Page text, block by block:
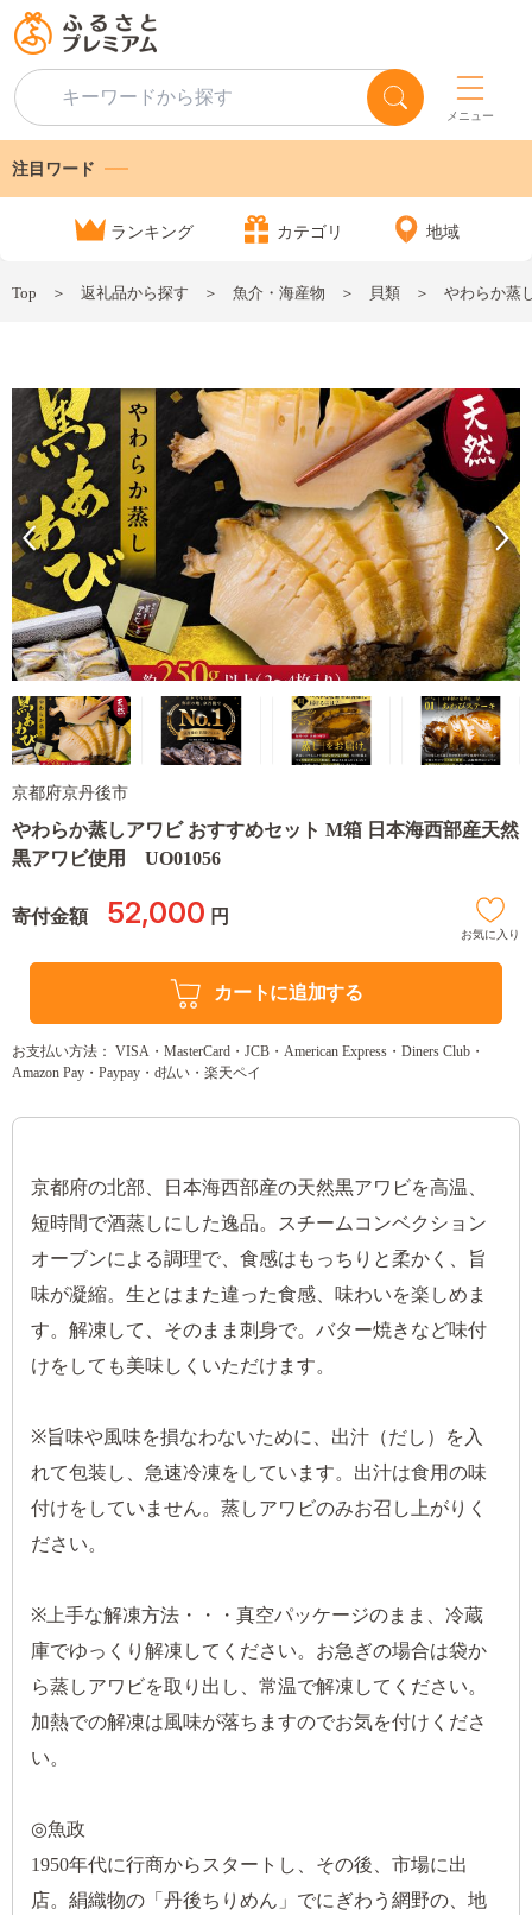
メニュー
注目ワード
ランキング カテゴリ 地域
Top 返礼品から探す 魚介・海産物 貝類 やわらか蒸
京都府京丹後市
やわらか蒸しアワビ おすすめセット M箱 日本海西部産天然
黒アワビ使用 UO01056
寄付金額 52,000 円
お気に入り
カートに追加する
お支払い方法： VISA・MasterCard・JCB・American Express・Diners Club・
Amazon Pay・Paypay・d払い・楽天ペイ
京都府の北部、日本海西部産の天然黒アワビを高温、
短時間で酒蒸しにした逸品。スチームコンベクション
オーブンによる調理で、食感はもっちりと柔かく、旨
味が凝縮。生とはまた違った食感、味わいを楽しめま
す。解凍して、そのまま刺身で。バター焼きなど味付
けをしても美味しくいただけます。
※旨味や風味を損なわないために、出汁（だし）を入
れて包装し、急速冷凍をしています。出汁は食用の味
付けをしていません。蒸しアワビのみお召し上がりく
ださい。
※上手な解凍方法・・・真空パッケージのまま、冷蔵
庫でゆっくり解凍してください。お急ぎの場合は袋か
ら蒸しアワビを取り出し、常温で解凍してください。
加熱での解凍は風味が落ちますのでお気を付けくださ
い。
◎魚政
1950年代に行商からスタートし、その後、市場に出
店。絹織物の「丹後ちりめん」でにぎわう網野の、地